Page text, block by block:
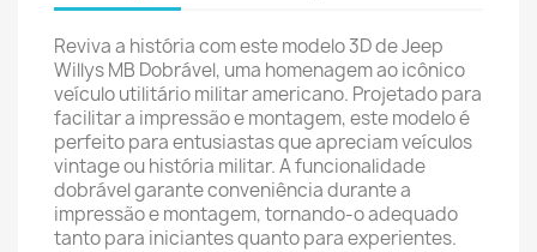
Reviva a história com este modelo 3D de Jeep
Willys MB Dobrável, uma homenagem ao icônico
veículo utilitário militar americano. Projetado para
facilitar a impressão e montagem, este modelo é
perfeito para entusiastas que apreciam veículos
vintage ou história militar. A funcionalidade
dobrável garante conveniência durante a
impressão e montagem, tornando-o adequado
tanto para iniciantes quanto para experientes.